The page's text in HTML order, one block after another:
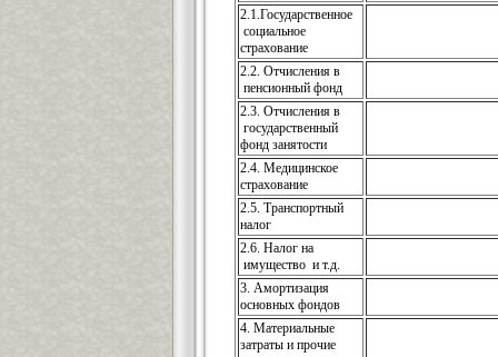
2.1.Государственное
социальное
страхование
2.2. Отчисления в
пенсионный фонд
2.3. Отчисления в
государственный
фонд занятости
2.4. Медицинское
страхование
2.5. Транспортный
налог
2.6. Налог на
имущество и т.д.
3. Амортизация
основных фондов
4. Материальные
затраты и прочие